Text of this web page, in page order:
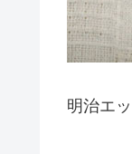
明治エ